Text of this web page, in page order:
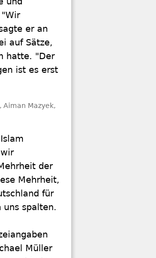
er an
auf Sätze,
hatte. "Der
ist es erst
Aiman Mazyek,
der
Mehrheit,
für
uns spalten.
Müller